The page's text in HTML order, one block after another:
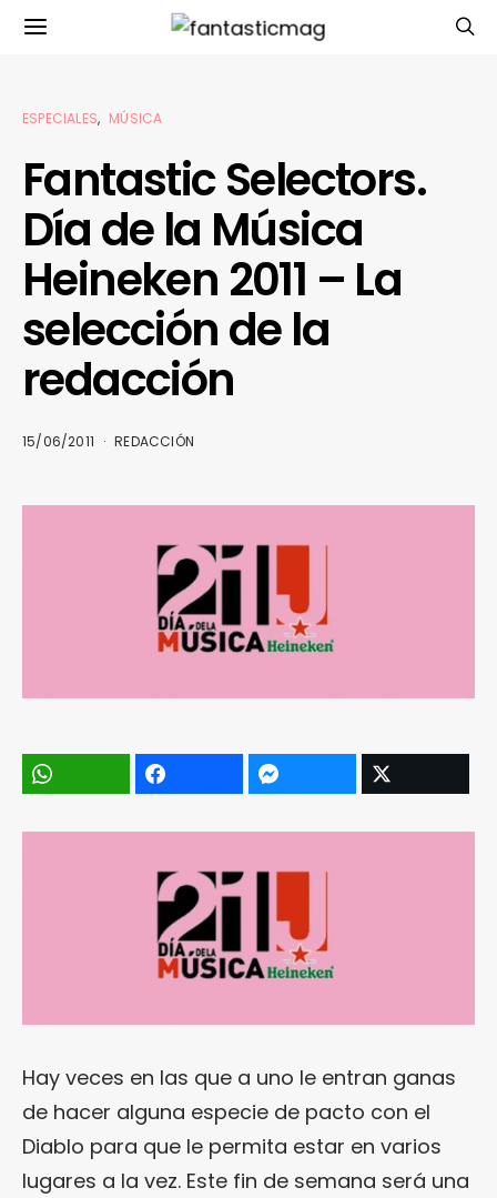
ESPECIALES MÚSICA
Fantastic Selectors.
Día de la Música
Heineken 2011 – La
selección de la
redacción
15/06/2011 REDACCIÓN
Hay veces en las que a uno le entran ganas
de hacer alguna especie de pacto con el
Diablo para que le permita estar en varios
lugares a la vez. Este fin de semana será una